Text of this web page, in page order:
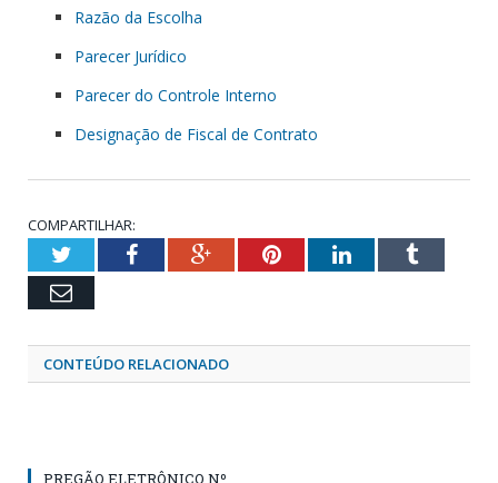
Razão da Escolha
Parecer Jurídico
Parecer do Controle Interno
Designação de Fiscal de Contrato
COMPARTILHAR:
TwitterFacebookGoogle+PinterestLinkedInTumblr
Email
CONTEÚDO RELACIONADO
PREGÃO ELETRÔNICO Nº